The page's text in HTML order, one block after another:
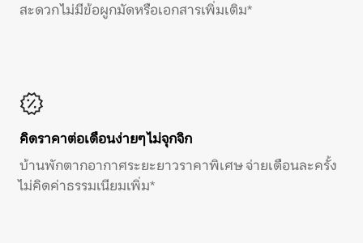
สะดวก ไม่มีข้อผูกมัดหรือเอกสารเพิ่มเติม*
คิดราคาต่อเดือนง่ายๆ ไม่จุกจิก
บ้านพักตากอากาศระยะยาวราคาพิเศษ จ่ายเดือนละครั้ง
ไม่คิดค่าธรรมเนียมเพิ่ม*